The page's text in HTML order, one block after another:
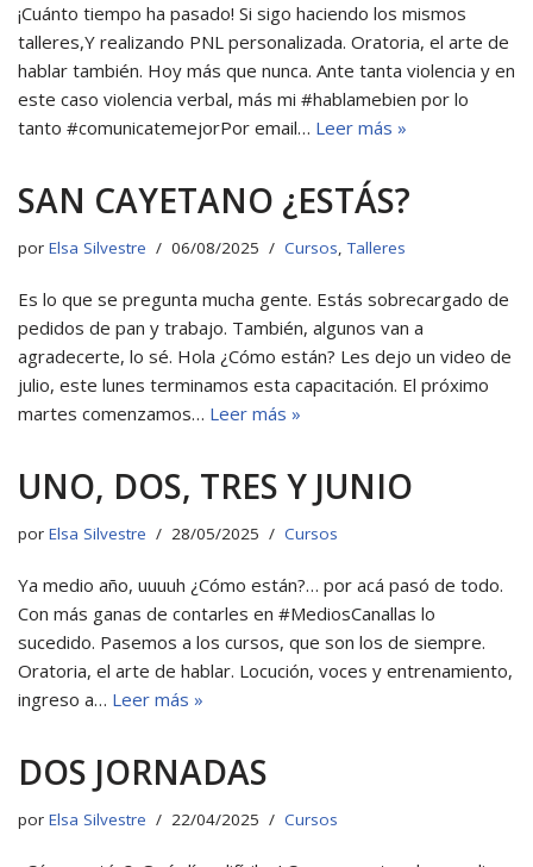
¡Cuánto tiempo ha pasado! Si sigo haciendo los mismos
talleres,Y realizando PNL personalizada. Oratoria, el arte de
hablar también. Hoy más que nunca. Ante tanta violencia y en
este caso violencia verbal, más mi #hablamebien por lo
tanto #comunicatemejorPor email… Leer más »
SAN CAYETANO ¿ESTÁS?
por Elsa Silvestre 06/08/2025 Cursos,Talleres
Es lo que se pregunta mucha gente. Estás sobrecargado de
pedidos de pan y trabajo. También, algunos van a
agradecerte, lo sé. Hola ¿Cómo están? Les dejo un video de
julio, este lunes terminamos esta capacitación. El próximo
martes comenzamos… Leer más »
UNO, DOS, TRES Y JUNIO
por Elsa Silvestre 28/05/2025 Cursos
Ya medio año, uuuuh ¿Cómo están?… por acá pasó de todo.
Con más ganas de contarles en #MediosCanallas lo
sucedido. Pasemos a los cursos, que son los de siempre.
Oratoria, el arte de hablar. Locución, voces y entrenamiento,
ingreso a… Leer más »
DOS JORNADAS
por Elsa Silvestre 22/04/2025 Cursos